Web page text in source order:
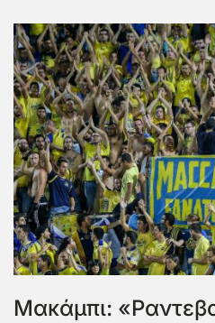
Μακάμπι: